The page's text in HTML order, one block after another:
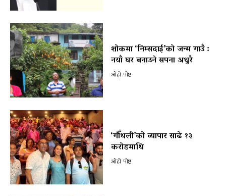
शोकमा ‘निम्सदाई’को जन्म गाउँ :
नयाँ घर बनाउने सपना अधुरै
ओहो पोष्ट
‘गौँथली’को व्यापार साढे १३
करोडमाथि
ओहो पोष्ट